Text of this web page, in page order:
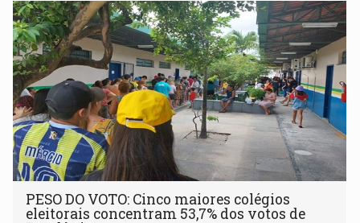
PESO DO VOTO: Cinco maiores colégios
eleitorais concentram 53,7% dos votos de